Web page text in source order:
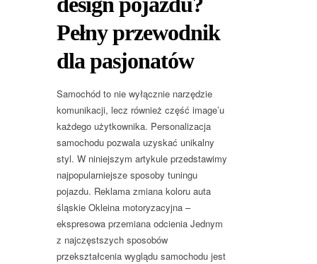
Pełny przewodnik
dla pasjonatów
Samochód to nie wyłącznie narzędzie
komunikacji, lecz również część image’u
każdego użytkownika. Personalizacja
samochodu pozwala uzyskać unikalny
styl. W niniejszym artykule przedstawimy
najpopularniejsze sposoby tuningu
pojazdu. Reklama zmiana koloru auta
śląskie Okleina motoryzacyjna –
ekspresowa przemiana odcienia Jednym
z najczęstszych sposobów
przekształcenia wyglądu samochodu jest